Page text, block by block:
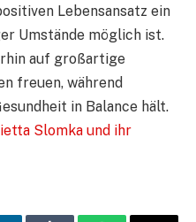
Lebensansatz ein
Umstände möglich ist.
auf großartige
freuen, während
in Balance hält.
Slomka und ihr